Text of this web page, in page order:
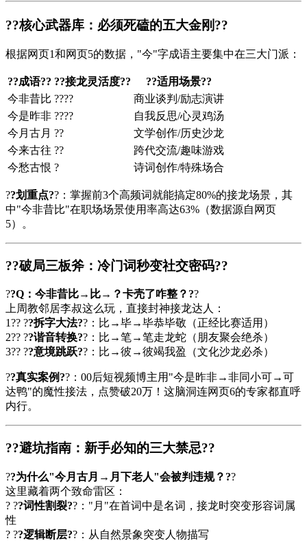
??核心武器库：必须死磕的五大金刚??
根据网页1和网页5的数据，"今"字成语主要集中在三大门派：
??成语?? ??接龙灵活度?? ??适用场景??
今非昔比 ????
商业谈判/励志演讲
今是昨非 ????
自我反思/心灵鸡汤
今月古月 ??
文学创作/历史沙龙
今来古往 ??
跨代交流/趣味游戏
今愁古恨 ? 诗词创作/特殊场合
??划重点??：掌握前3个高频词就能搞定80%的接龙场景，其
中"今非昔比"在职场场景使用率高达63%（数据源自网页
5）。
??破局三板斧：冷门词秒变社交密码??
??Q：今非昔比→比→？卡壳了咋整？??
上周教邻居李叔这么玩，直接封神接龙达人：
1?? ??拆字大法??：比→毕→毕恭毕敬（正经比赛适用）
2?? ??谐音转换??：比→笔→笔走龙蛇（朋友聚会绝杀）
3?? ??意境跳跃??：比→彼→彼竭我盈（文化沙龙必杀）
??真实案例??：00后短视频博主用"今是昨非→非同小可→可
达鸭"的魔性接法，点赞破20万！这脑洞连网页6的专家都直呼
内行。
??避坑指南：新手必知的三大禁忌??
??为什么"今月古月→月下老人"会被判违规？??
这里藏着两个致命雷区：
? ??词性割裂??："月"在首词中是名词，接龙时突变形容词属
性
? ??逻辑断层??：从自然景象突变人物描写